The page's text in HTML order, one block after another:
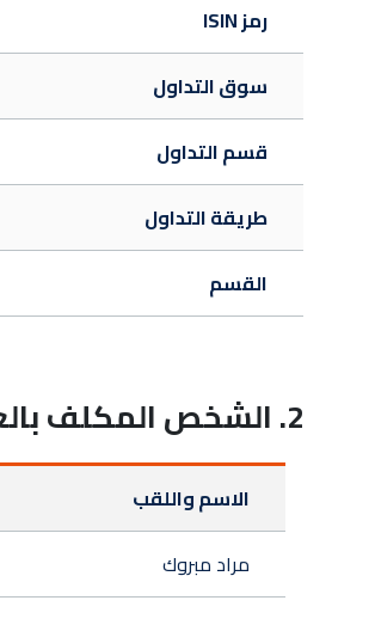
رمز ISIN
سوق التداول
قسم التداول
طريقة التداول
القسم
2. الشخص المكلف بالعلاقات مع المساهمين :
الاسم واللقب
مراد مبروك